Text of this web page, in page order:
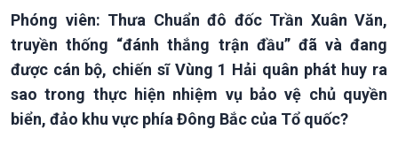
Chính trị
Tin Chính trị
Chính phủ với người dân
Thế giới
Tin thế giới
Phóng viên: Thưa Chuẩn đô đốc Trần Xuân Văn,
truyền thống “đánh thắng trận đầu” đã và đang
được cán bộ, chiến sĩ Vùng 1 Hải quân phát huy ra
sao trong thực hiện nhiệm vụ bảo vệ chủ quyền
biển, đảo khu vực phía Đông Bắc của Tổ quốc?